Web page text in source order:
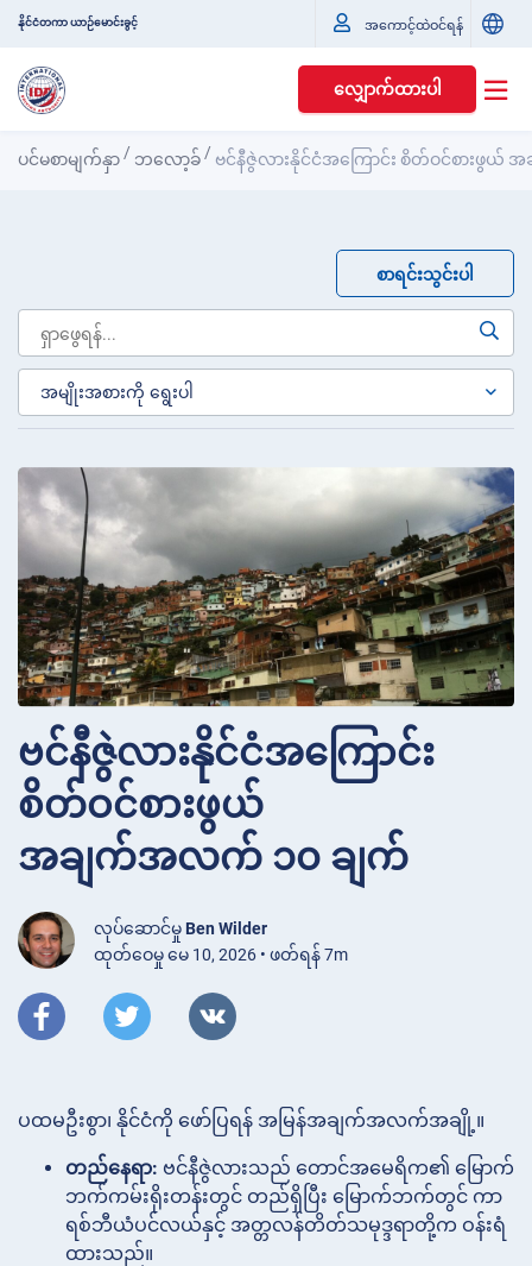
နိုင်ငံတကာ ယာဉ်မောင်းခွင့် အကောင့်ထဲဝင်ရန်
လျှောက်ထားပါ
ပင်မစာမျက်နှာ / ဘလော့ခ် / ဗင်နီဇွဲလားနိုင်ငံအကြောင်း စိတ်ဝင်စားဖွယ်
စာရင်းသွင်းပါ
ဗင်နီဇွဲလားနိုင်ငံအကြောင်း
စိတ်ဝင်စားဖွယ်
အချက်အလက် ၁၀ ချက်
လုပ်ဆောင်မှု Ben Wilder
ထုတ်ဝေမှု မေ 10, 2026 • ဖတ်ရန် 7m
ပထမဦးစွာ၊ နိုင်ငံကို ဖော်ပြရန် အမြန်အချက်အလက်အချို့။
တည်နေရာ: ဗင်နီဇွဲလားသည် တောင်အမေရိက၏ မြောက်
ဘက်ကမ်းရိုးတန်းတွင် တည်ရှိပြီး မြောက်ဘက်တွင် ကာ
ရစ်ဘီယံပင်လယ်နှင့် အတ္တလန်တိတ်သမုဒ္ဒရာတို့က ဝန်းရံ
ထားသည်။